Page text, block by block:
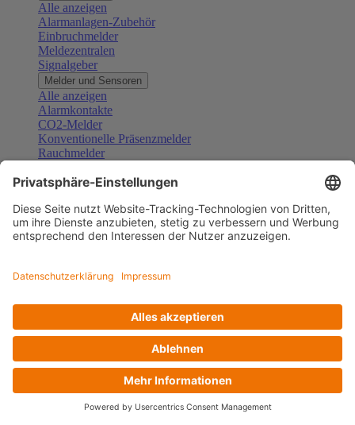
Alle anzeigen
Alarmanlagen-Zubehör
Einbruchmelder
Meldezentralen
Signalgeber
Melder und Sensoren
Alle anzeigen
Alarmkontakte
CO2-Melder
Konventionelle Präsenzmelder
Rauchmelder
Gefahrenmelder
Türsprechanlagen
Alle anzeigen
Außenstationen
Klingeltaster und Gongs
Sprechanlagen-Sets
Zubehör Türkommunikation
Videoüberwachung
Zubehör Videoüberwachung
Alle anzeigen